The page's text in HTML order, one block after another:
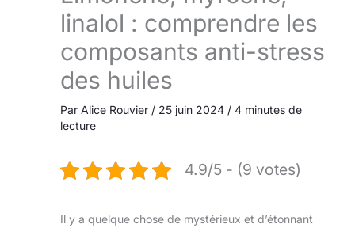
linalol : comprendre les
composants anti-stress
des huiles
Par Alice Rouvier / 25 juin 2024 / 4 minutes de
lecture
4.9/5 - (9 votes)
Il y a quelque chose de mystérieux et d’étonnant